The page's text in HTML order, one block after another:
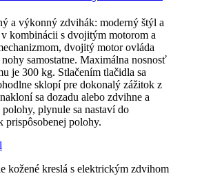
a výkonný zdvihák: moderný štýl a
kombinácii s dvojitým motorom a
dvojitý motor ovláda
samostatne. Maximálna nosnosť
je 300 kg. Stlačením tlačidla sa
sklopí pre dokonalý zážitok z
sa dozadu alebo zdvihne a
plynule sa nastaví do
prispôsobenej polohy.